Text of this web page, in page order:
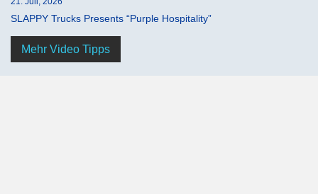
SLAPPY Trucks Presents “Purple Hospitality”
Mehr Video Tipps